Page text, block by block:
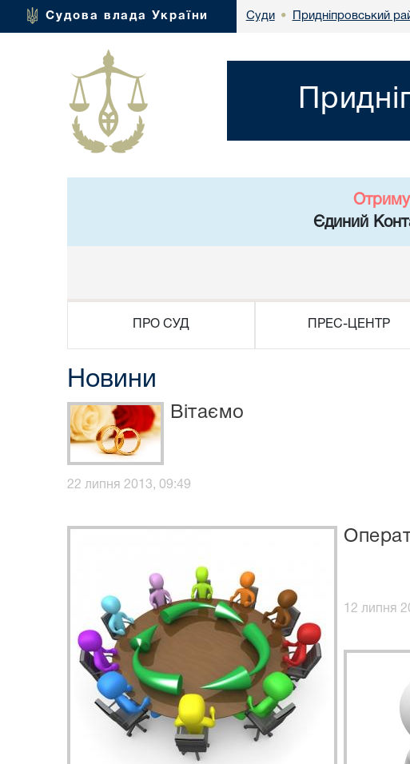
Судова влада України Суди • Придніпровський
Єдиний
ПРО СУД ПРЕС-ЦЕНТР
Новини
Вітаємо
22 липня 2013, 09:49
12 липня